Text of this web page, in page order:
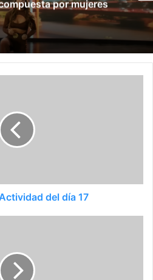
en los Juegos
del día 17